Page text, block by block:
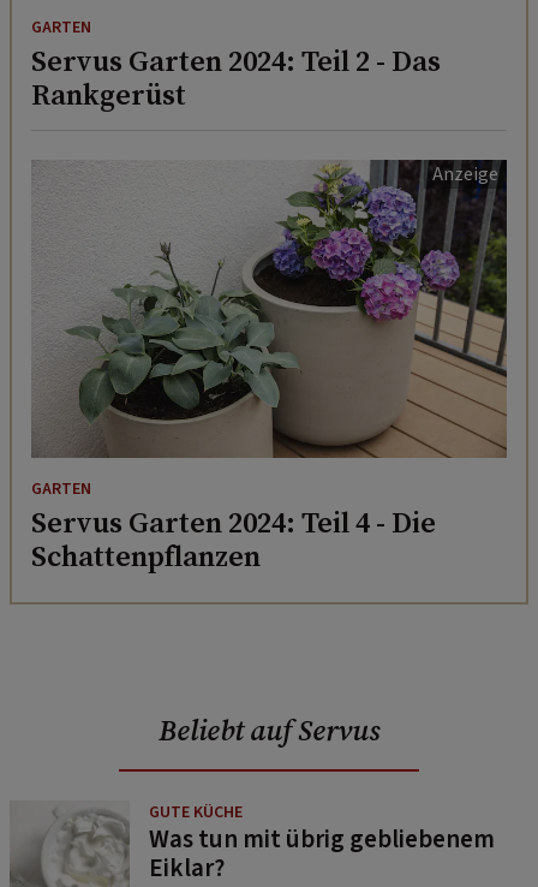
GARTEN
Servus Garten 2024: Teil 2 - Das
Rankgerüst
GARTEN
Servus Garten 2024: Teil 4 - Die
Schattenpflanzen
Beliebt auf Servus
GUTE KÜCHE
Was tun mit übrig gebliebenem
Eiklar?